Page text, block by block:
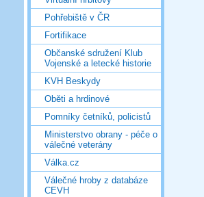
Pohřebiště v ČR
Fortifikace
Občanské sdružení Klub
Vojenské a letecké historie
KVH Beskydy
Oběti a hrdinové
Pomníky četníků, policistů
Ministerstvo obrany - péče o
válečné veterány
Válka.cz
Válečné hroby z databáze
CEVH